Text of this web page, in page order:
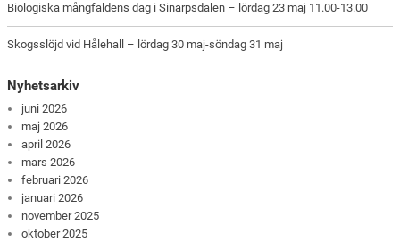
Biologiska mångfaldens dag i Sinarpsdalen – lördag 23 maj 11.00-13.00
Skogsslöjd vid Hålehall – lördag 30 maj-söndag 31 maj
Nyhetsarkiv
juni 2026
maj 2026
april 2026
mars 2026
februari 2026
januari 2026
november 2025
oktober 2025